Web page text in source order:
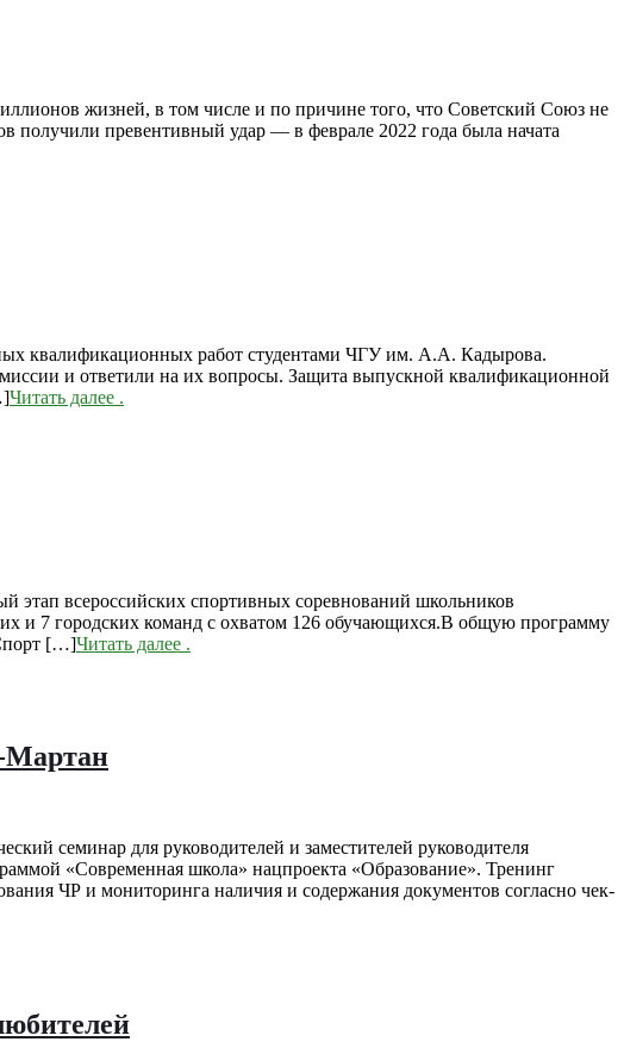
жизней, в том числе и по причине того, что Советский Союз не
получили превентивный удар — в феврале 2022 года была начата
квалификационных работ студентами ЧГУ им. А.А. Кадырова.
и ответили на их вопросы. Защита выпускной квалификационной
Читать далее .
этап всероссийских спортивных соревнований школьников
и 7 городских команд с охватом 126 обучающихся.В общую программу
[…]Читать далее .
Мартан
семинар для руководителей и заместителей руководителя
«Современная школа» нацпроекта «Образование». Тренинг
ЧР и мониторинга наличия и содержания документов согласно чек-